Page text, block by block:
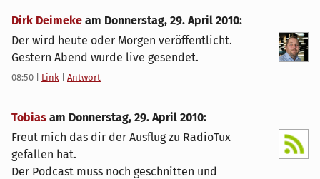
Dirk Deimeke am Donnerstag, 29. April 2010:
Der wird heute oder Morgen veröffentlicht.
Gestern Abend wurde live gesendet.
08:50 Link Antwort
Tobias am Donnerstag, 29. April 2010:
Freut mich das dir der Ausflug zu RadioTux
gefallen hat.
Der Podcast muss noch geschnitten und